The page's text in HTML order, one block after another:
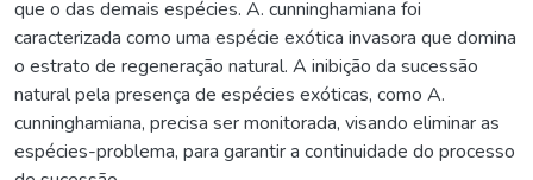
que o das demais espécies. A. cunninghamiana foi
caracterizada como uma espécie exótica invasora que domina
o estrato de regeneração natural. A inibição da sucessão
natural pela presença de espécies exóticas, como A.
cunninghamiana, precisa ser monitorada, visando eliminar as
espécies-problema, para garantir a continuidade do processo